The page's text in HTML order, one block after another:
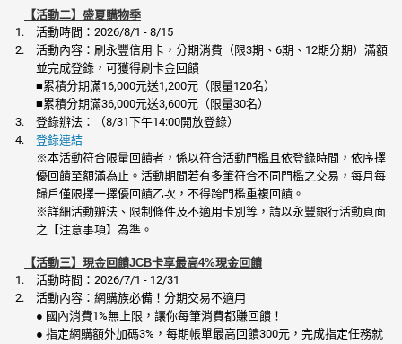
【活動二】盛夏購物季
活動時間：2026/8/1 - 8/15
活動內容：刷永豐信用卡，分期消費（限3期、6期、12期分期）滿額
並完成登錄，可獲得刷卡金回饋
■累積分期滿16,000元送1,200元（限量120名）
■累積分期滿36,000元送3,600元（限量30名）
登錄辦法：（8/31下午14:00開放登錄）
登錄連結
※本活動符合限量回饋者，係以符合活動門檻且依登錄時間，依序擇
優回饋至額滿為止。活動期間若有多筆符合不同門檻之交易，每月每
歸戶僅限擇一擇優回饋乙次，不得跨門檻重複回饋。
※詳細活動辦法、限制條件及不適用卡別等，請以永豐銀行活動頁面
之【注意事項】為準。
【活動三】現金回饋JCB卡享最高4%現金回饋
活動時間：2026/7/1 - 12/31
活動內容：網購族必備！分期交易不適用
● 國內消費1%無上限，讓你每筆消費都賺回饋！
● 指定網購額外加碼3%，每期帳單最高回饋300元，完成指定任務就